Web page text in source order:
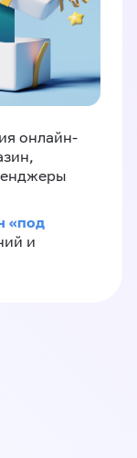
онлайн-
«‎под
и